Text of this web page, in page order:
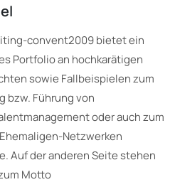
convent2009 bietet ein
Portfolio an hochkarätigen
sowie Fallbeispielen zum
bzw. Führung von
oder auch zum
Netzwerken
Auf der anderen Seite stehen
Motto